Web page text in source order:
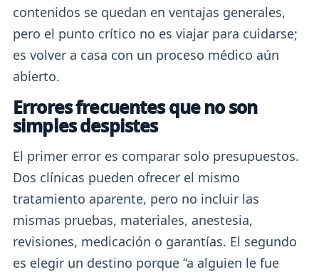
contenidos se quedan en ventajas generales,
pero el punto crítico no es viajar para cuidarse;
es volver a casa con un proceso médico aún
abierto.
Errores frecuentes que no son
simples despistes
El primer error es comparar solo presupuestos.
Dos clínicas pueden ofrecer el mismo
tratamiento aparente, pero no incluir las
mismas pruebas, materiales, anestesia,
revisiones, medicación o garantías. El segundo
es elegir un destino porque “a alguien le fue